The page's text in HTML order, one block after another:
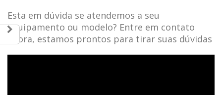
Esta em dúvida se atendemos a seu
equipamento ou modelo? Entre em contato
agora, estamos prontos para tirar suas dúvidas